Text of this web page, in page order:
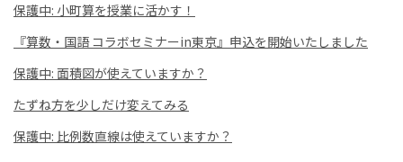
保護中: 小町算を授業に活かす！
『算数・国語 コラボセミナーin東京』申込を開始いたしました
保護中: 面積図が使えていますか？
たずね方を少しだけ変えてみる
保護中: 比例数直線は使えていますか？